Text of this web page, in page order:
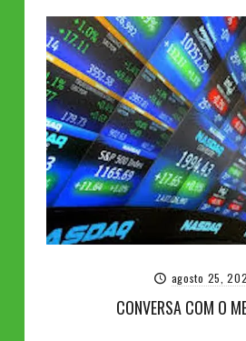
agosto 25,
CONVERSA COM O